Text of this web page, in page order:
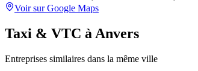
Voir sur Google Maps
Taxi & VTC àAnvers
Entreprises similaires dans la même ville